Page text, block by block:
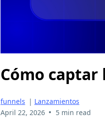
Cómo captar
funnels | Lanzamientos
April 22, 2026 • 5 min read